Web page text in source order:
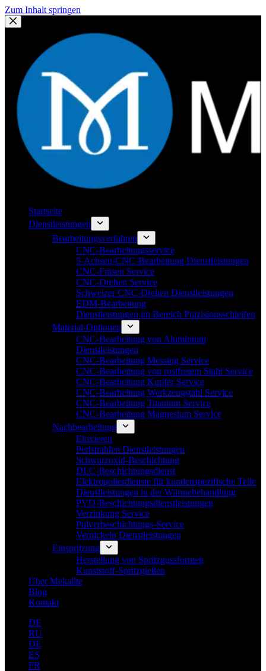
Zum Inhalt springen
Startseite
Dienstleistungen
Bearbeitungsverfahren
CNC-Bearbeitungsservice
5-Achsen-CNC-Bearbeitung Dienstleistungen
CNC-Fräsen Service
CNC-Drehen Service
Schweizer CNC-Drehen Dienstleistungen
EDM-Bearbeitung
Dienstleistungen im Bereich Präzisionsschleifen
Material-Optionen
CNC-Bearbeitung von Aluminium
Dienstleistungen
CNC-Bearbeitung Messing Service
CNC-Bearbeitung von rostfreiem Stahl Service
CNC-Bearbeitung Kupfer Service
CNC-Bearbeitung Werkzeugstahl Service
CNC-Bearbeitung Titanium Service
CNC-Bearbeitung Magnesium Service
Nachbearbeitung
Eloxieren
Perlstrahlen Dienstleistungen
Schwarzoxid-Beschichtung
DLC-Beschichtungsdienst
Elektropolierdienste für kundenspezifische Teile
Dienstleistungen in der Wärmebehandlung
PVD-Beschichtungsdienstleistungen
Verzinkung Service
Pulverbeschichtungs-Service
Vernickeln Dienstleistungen
Einspritzung
Herstellung von Spritzgussformen
Kunststoff-Spritzgießen
Über Mekalite
Blog
Kontakt
DE
RU
DE
ES
FR